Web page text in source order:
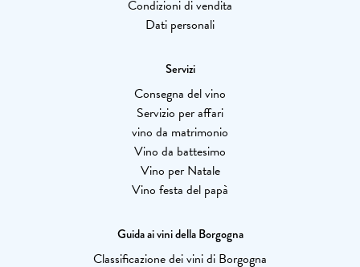
Condizioni di vendita
Dati personali
Servizi
Consegna del vino
Servizio per affari
vino da matrimonio
Vino da battesimo
Vino per Natale
Vino festa del papà
Guida ai vini della Borgogna
Classificazione dei vini di Borgogna